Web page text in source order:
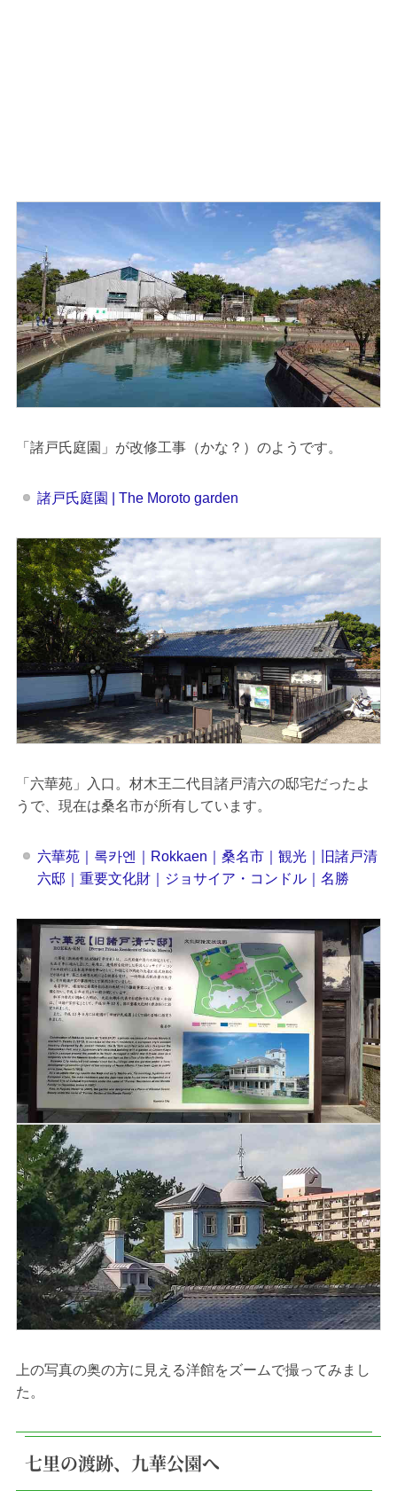
「諸戸氏庭園」が改修工事（かな？）のようです。
諸戸氏庭園 | The Moroto garden
「六華苑」入口。材木王二代目諸戸清六の邸宅だったよ
うで、現在は桑名市が所有しています。
六華苑｜록카엔｜Rokkaen｜桑名市｜観光｜旧諸戸清
六邸｜重要文化財｜ジョサイア・コンドル｜名勝
上の写真の奥の方に見える洋館をズームで撮ってみまし
た。
七里の渡跡、九華公園へ